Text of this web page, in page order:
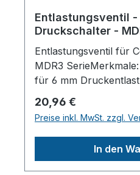
Entlastungsventil -
Druckschalter -
Entlastungsventil für
MDR3 SerieMerkmale: Aufnahme passend
für 6 mm
Einbauanleitung und
GmbH, AEROTEC
Regulärer Preis:
20,96 €
Preise inkl. MwSt. zzgl.
In den